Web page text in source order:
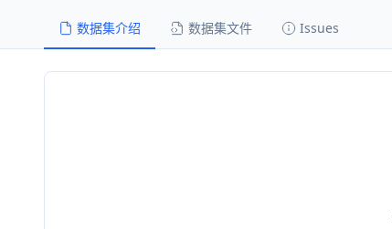
数据集介绍 数据集文件 Issues